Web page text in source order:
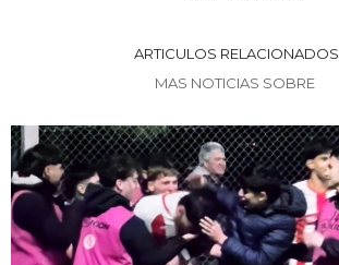
ARTICULOS RELACIONADOS
MAS NOTICIAS SOBRE